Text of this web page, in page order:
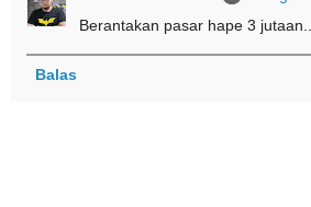
Berantakan pasar hape 3 jutaan..
Balas